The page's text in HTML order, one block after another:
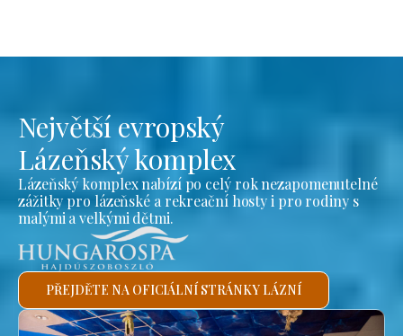
Největší evropský
Lázeňský komplex
Lázeňský komplex nabízí po celý rok nezapomenutelné
zážitky pro lázeňské a rekreační hosty i pro rodiny s
malými a velkými dětmi.
PŘEJDĚTE NA OFICIÁLNÍ STRÁNKY LÁZNÍ